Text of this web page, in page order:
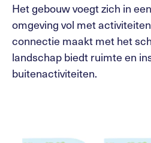
Het gebouw voegt zich in
omgeving vol met
connectie maakt met het
landschap biedt ruimte en
buitenactiviteiten.